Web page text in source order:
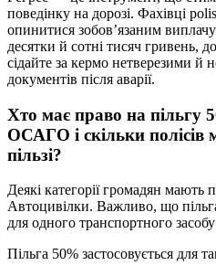
поведінку на дорозі. Фахівці
опинитися зобов’язаним
десятки й сотні тисяч гривень,
сідайте за кермо нетверезими й
документів після аварії.
Хто має право на пільгу
ОСАГО і скільки
пільзі?
Деякі категорії громадян мають
Автоцивілки. Важливо, що
для одного транспортного
Пільга 50% застосовується для